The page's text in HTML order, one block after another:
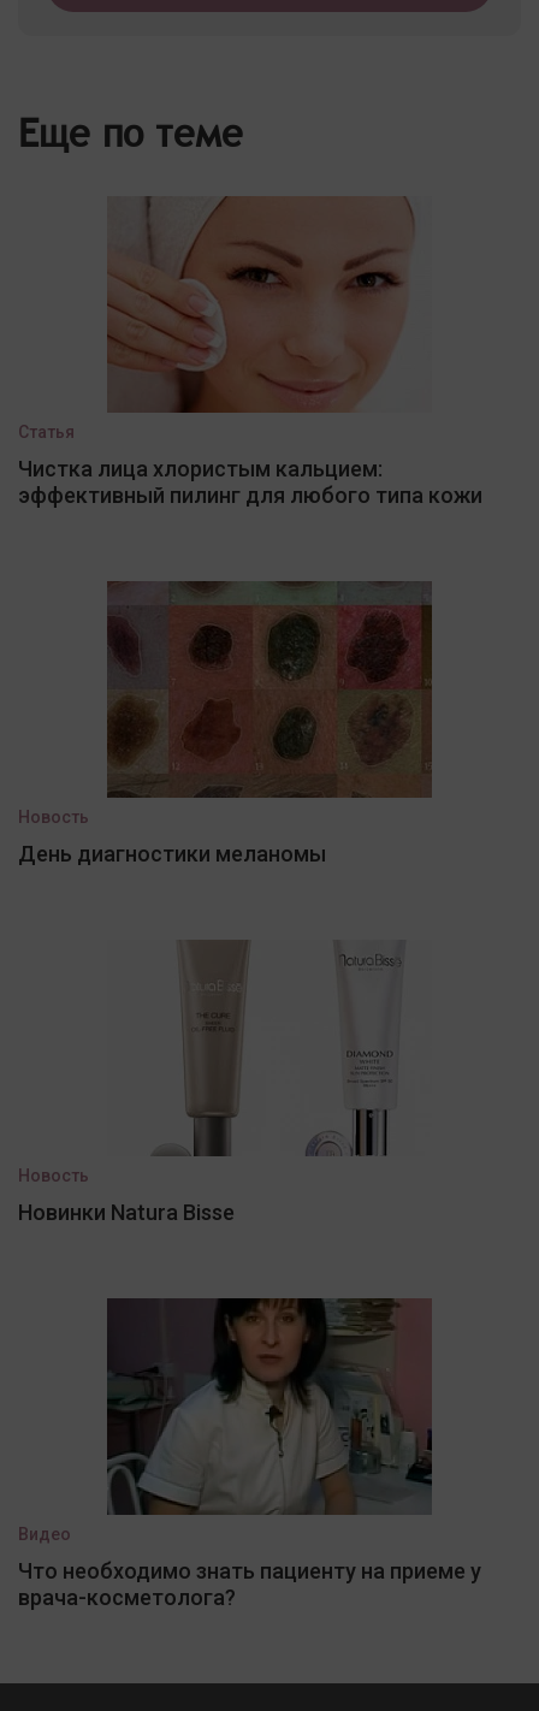
Еще по теме
Статья
Чистка лица хлористым кальцием:
эффективный пилинг для любого типа кожи
Новость
День диагностики меланомы
Новость
Новинки Natura Bisse
Видео
Что необходимо знать пациенту на приеме у
врача-косметолога?